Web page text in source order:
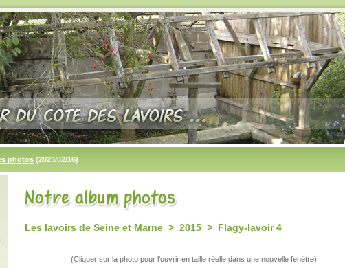
photos (2023/02/16)
Les lavoirs de Seine et Marne > 2015 > Flagy-lavoir 4
(Cliquer sur la photo pour l'ouvrir en taille réelle dans une nouvelle fenêtre)